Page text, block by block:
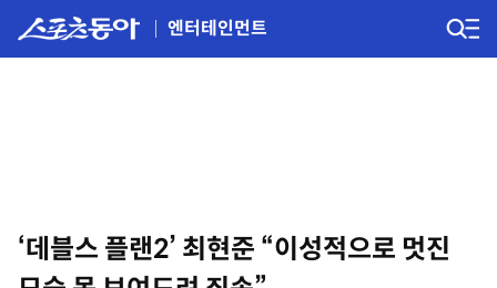
엔터테인먼트
‘데블스 플랜2’ 최현준 “이성적으로 멋진